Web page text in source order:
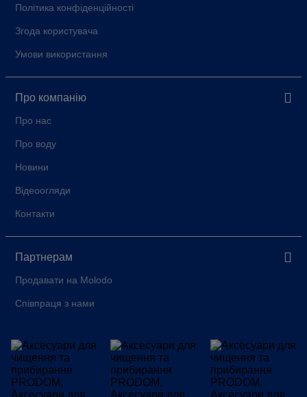
Політика конфіденційності
Згода користувача
Умови використання
Про компанію
Про нас
Про воду
Новини
Відеоогляди
Контакти
Партнерам
Продавати на Molodo
Співпраця з нами